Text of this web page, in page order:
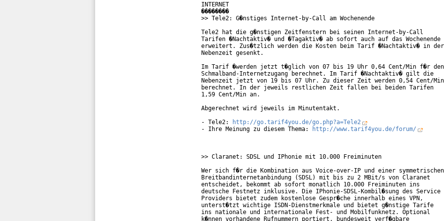
INTERNET
��������
>> Tele2: G�nstiges Internet-by-Call am Wochenende
Tele2 hat die g�nstigen Zeitfenstern bei seinen Internet-by-Call
Tarifen �Nachtaktiv� und �Tagaktiv� ab sofort auch auf das Wochenende
erweitert. Zus�tzlich werden die Kosten beim Tarif �Nachtaktiv� in der
Nebenzeit gesenkt.
Im Tarif �werden jetzt t�glich von 07 bis 19 Uhr 0,64 Cent/Min f�r den
Schmalband-Internetzugang berechnet. Im Tarif �Nachtaktiv� gilt die
Nebenzeit jetzt von 19 bis 07 Uhr. Zu dieser Zeit werden 0,54 Cent/Min
berechnet. In der jeweils restlichen Zeit fallen bei beiden Tarifen
1,59 Cent/Min an.
Abgerechnet wird jeweils im Minutentakt.
- Tele2:
http://go.tarif4you.de/go.php?a=Tele2
- Ihre Meinung zu diesem Thema:
http://www.tarif4you.de/forum/
>> Claranet: SDSL und IPhonie mit 10.000 Freiminuten
Wer sich f�r die Kombination aus Voice-over-IP und einer symmetrischen
Breitbandinternetanbindung (SDSL) mit bis zu 2 MBit/s von Claranet
entscheidet, bekommt ab sofort monatlich 10.000 Freiminuten ins
deutsche Festnetz inklusive. Die IPhonie-SDSL-Kombil�sung des Service
Providers bietet zudem kostenlose Gespr�che innerhalb eines VPN,
unterst�tzt wichtige ISDN-Dienstmerkmale und bietet g�nstige Tarife
ins nationale und internationale Fest- und Mobilfunknetz. Optional
k�nnen vorhandene Rufnummern portiert, bundesweit verf�gbare